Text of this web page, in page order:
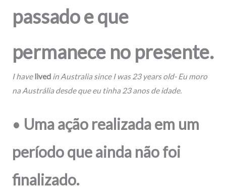
passado e que
permanece no presente.
I have lived in Australia since I was 23 years old- Eu moro
na Austrália desde que eu tinha 23 anos de idade.
• Uma ação realizada em um
período que ainda não foi
finalizado.